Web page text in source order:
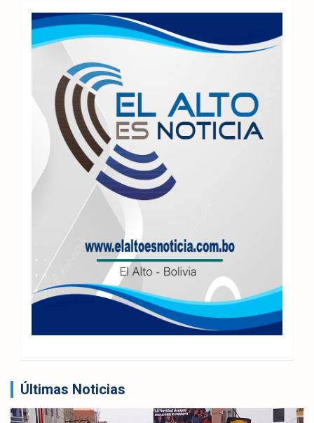
Últimas Noticias